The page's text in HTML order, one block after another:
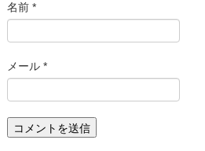
名前 *
メール *